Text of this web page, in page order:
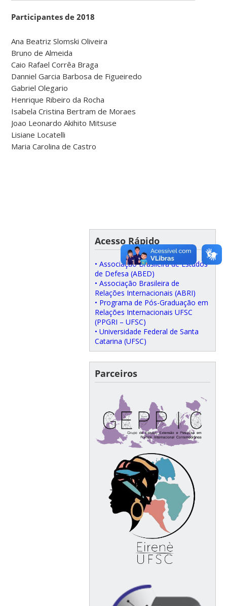
Participantes de 2018
Ana Beatriz Slomski Oliveira
Bruno de Almeida
Caio Rafael Corrêa Braga
Danniel Garcia Barbosa de Figueiredo
Gabriel Olegario
Henrique Ribeiro da Rocha
Isabela Cristina Bertram de Moraes
Joao Leonardo Akihito Mitsuse
Lisiane Locatelli
Maria Carolina de Castro
Acesso Rápido
• Associação Brasileira de Estudos
de Defesa (ABED)
• Associação Brasileira de
Relações Internacionais (ABRI)
• Programa de Pós-Graduação em
Relações Internacionais UFSC
(PPGRI – UFSC)
• Universidade Federal de Santa
Catarina (UFSC)
Parceiros